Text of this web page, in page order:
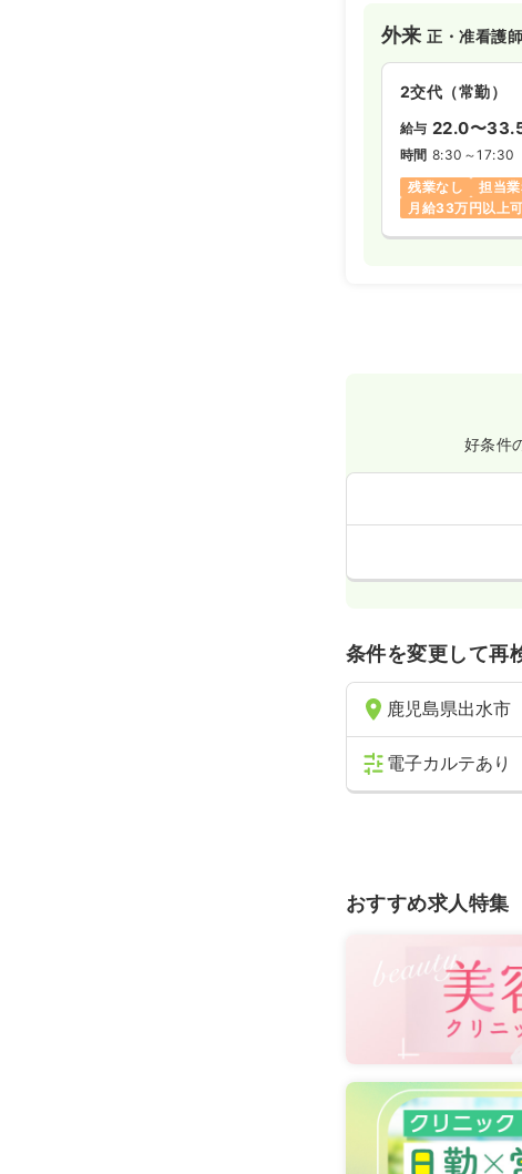
外来正・准看護師
2交代（常勤）
給与 22.0〜
時間 8:30～17:30
残業なし
担当
月給33万円以上可
好条件
条件を変更して再
鹿児島県出水市
電子カルテあり
おすすめ求人特集